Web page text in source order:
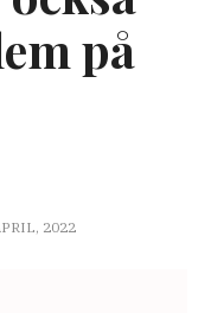
på
2022